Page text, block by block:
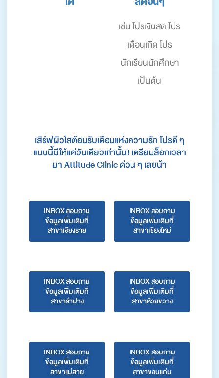
เช่น โปรเงินสด โปร
เดือนเกิด โปร
นักเรียนนักศึกษา
เป็นต้น
เสิร์ฟผิวใสต้อนรับเดือนแห่งความรัก โปรดี ๆ
แบบนี้มีให้แค่วันเดียวเท่านั้น! เตรียมล็อกเวลา
มา Attitude Clinic ด่วน ๆ เลยน้า
INBOX สอบถาม
ข้อมูลเพิ่มเติมที่
สาขาเชียงราย
INBOX สอบถาม
ข้อมูลเพิ่มเติมที่
สาขาเชียงใหม่
INBOX สอบถาม
ข้อมูลเพิ่มเติมที่
สาขาลำปาง
INBOX สอบถาม
ข้อมูลเพิ่มเติมที่
สาขาห้วยขวาง
INBOX สอบถาม
ข้อมูลเพิ่มเติมที่
สาขาแม่สาย
INBOX สอบถาม
ข้อมูลเพิ่มเติมที่
สาขาขอนแก่น